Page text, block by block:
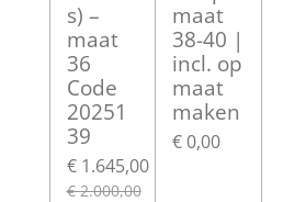
s) –
maat
36
Code
20251
39
€ 1.645,00
€ 2.000,00
maat
38-40 |
incl. op
maat
maken
€ 0,00